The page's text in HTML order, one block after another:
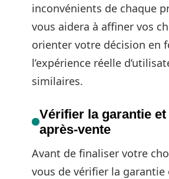
inconvénients de chaque
vous aidera à affiner vos
orienter votre décision en
l’expérience réelle
similaires.
Vérifier la garantie
après-vente
Avant de finaliser votre
vous de vérifier la